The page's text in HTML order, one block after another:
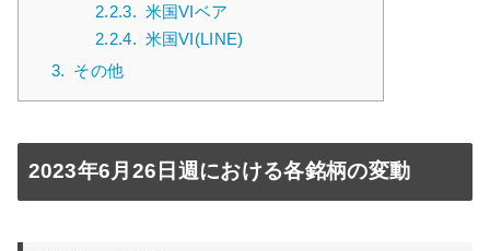
2.2.3. 米国VIベア
2.2.4. 米国VI(LINE)
3. その他
2023年6月26日週における各銘柄の変動